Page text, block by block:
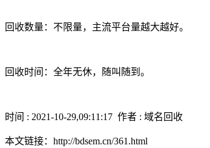
回收数量：不限量，主流平台量越大越好。
回收时间：全年无休，随叫随到。
时间 : 2021-10-29,09:11:17 作者 : 域名回收
本文链接：http://bdsem.cn/361.html